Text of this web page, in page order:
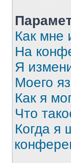
Как мне
На
Я
Моего
Как я
Что
Когда я